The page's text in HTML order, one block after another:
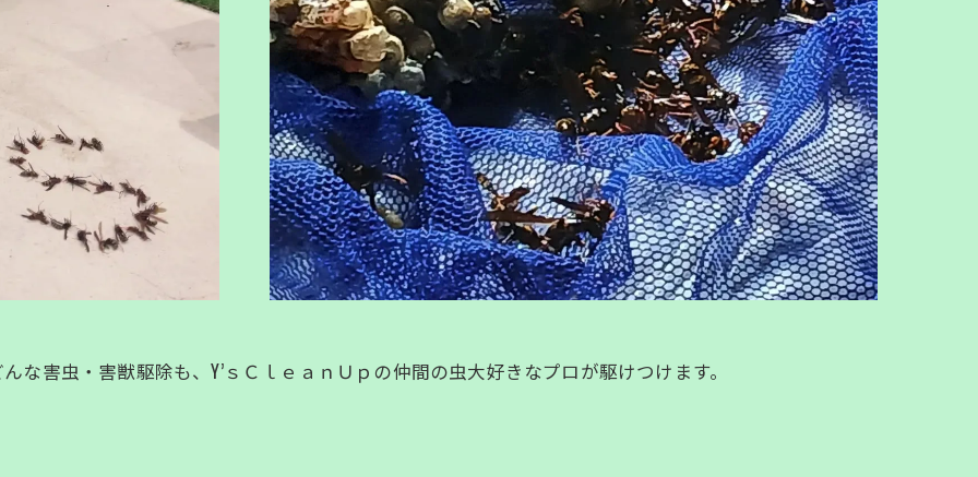
な害虫・害獣駆除も、Y’ｓＣｌｅａｎＵｐの仲間の虫大好きなプロが駆けつけます。